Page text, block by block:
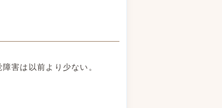
害は以前より少ない。